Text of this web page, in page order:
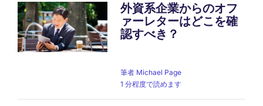
外資系企業からのオフ
ァーレターはどこを確
認すべき？
筆者 Michael Page
1 分程度で読めます